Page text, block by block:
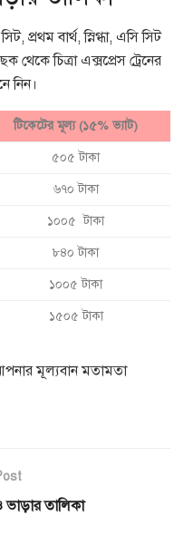
প্রথম বার্থ, স্নিগ্ধা, এসি সিট
থেকে চিত্রা এক্সপ্রেস ট্রেনের
নিন।
টিকেটের মূল্য (১৫% ভ্যাট)
৫০৫ টাকা
৬৭০ টাকা
১০০৫ টাকা
৮৪০ টাকা
১০০৫ টাকা
১৫০৫ টাকা
মূল্যবান মতামতা
ভাড়ার তালিকা